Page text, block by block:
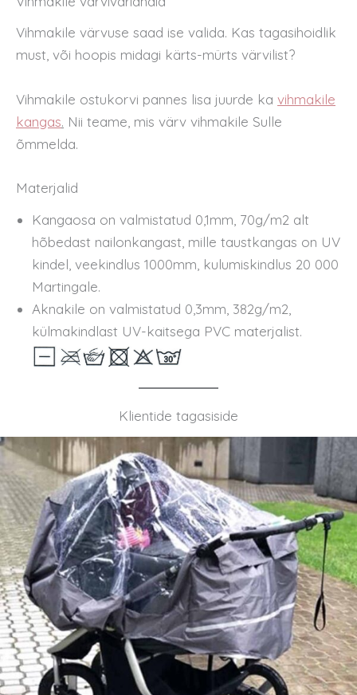
Vihmakile värvuse saad ise valida. Kas tagasihoidlik
must, või hoopis midagi kärts-mürts värvilist?
Vihmakile ostukorvi pannes lisa juurde ka vihmakile
kangas. Nii teame, mis värv vihmakile Sulle
õmmelda.
Materjalid
Kangaosa on valmistatud 0,1mm, 70g/m2 alt
hõbedast nailonkangast, mille taustkangas on UV
kindel, veekindlus 1000mm, kulumiskindlus 20 000
Martingale.
Aknakile on valmistatud 0,3mm, 382g/m2,
külmakindlast UV-kaitsega PVC materjalist.
Klientide tagasiside